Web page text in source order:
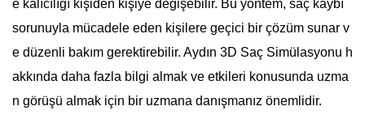
e kalıcılığı kişiden kişiye değişebilir. Bu yöntem, saç kaybı
sorunuyla mücadele eden kişilere geçici bir çözüm sunar v
e düzenli bakım gerektirebilir. Aydın 3D Saç Simülasyonu h
akkında daha fazla bilgi almak ve etkileri konusunda uzma
n görüşü almak için bir uzmana danışmanız önemlidir.